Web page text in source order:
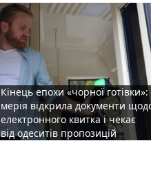
Кінець епохи «чорної готівки»:
мерія відкрила документи
електронного квитка і чекає
від одеситів пропозицій